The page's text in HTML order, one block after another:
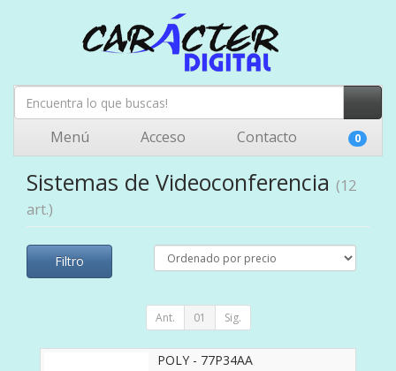
Menú Acceso Contacto 0
Sistemas de Videoconferencia (12
art.)
Filtro
Ant. 01 Sig.
POLY - 77P34AA